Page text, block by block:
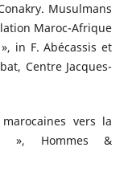
Musulmans
Maroc-Afrique
in F. Abécassis et
Centre Jacques-
vers la
», Hommes &